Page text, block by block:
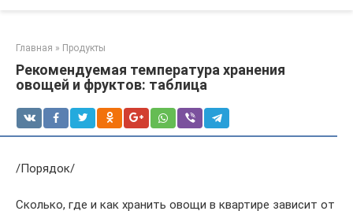
Главная » Продукты
Рекомендуемая температура хранения
овощей и фруктов: таблица
/Порядок/
Сколько, где и как хранить овощи в квартире зависит от